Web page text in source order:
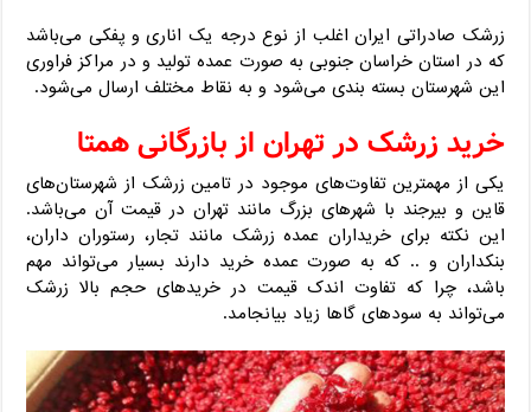
زرشک صادراتی ایران اغلب از نوع درجه یک اناری و پفکی می‌باشد
که در استان خراسان جنوبی به صورت عمده تولید و در مراکز فراوری
این شهرستان بسته بندی می‌شود و به نقاط مختلف ارسال می‌شود.
خرید زرشک در تهران از بازرگانی همتا
یکی از مهمترین تفاوت‌های موجود در تامین زرشک از شهرستان‌های
قاین و بیرجند با شهر‌های بزرگ مانند تهران در قیمت آن می‌باشد.
این نکته برای خریداران عمده زرشک مانند تجار، رستوران داران،
بنکداران و .. که به صورت عمده خرید دارند بسیار می‌تواند مهم
باشد، چرا که تفاوت اندک قیمت در خریدهای حجم بالا زرشک
می‌تواند به سودهای گاها زیاد بیانجامد.